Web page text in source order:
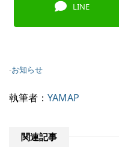
LINE
-お知らせ
執筆者： YAMAP
関連記事